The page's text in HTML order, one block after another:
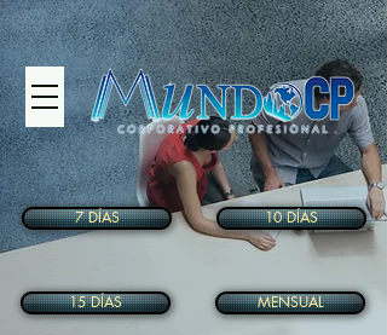
7 DÍAS
15 DÍAS
10 DÍAS
MENSUAL